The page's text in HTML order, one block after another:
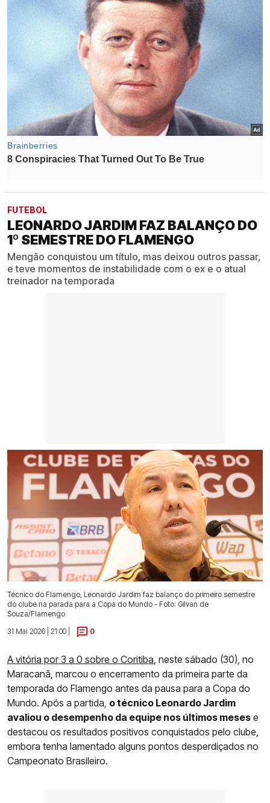
FUTEBOL
LEONARDO JARDIM FAZ BALANÇO DO
1º SEMESTRE DO FLAMENGO
Mengão conquistou um título, mas deixou outros passar,
e teve momentos de instabilidade com o ex e o atual
treinador na temporada
Técnico do Flamengo, Leonardo Jardim faz balanço do primeiro semestre
do clube na parada para a Copa do Mundo - Foto: Gilvan de
Souza/Flamengo
31 Mai 2026 | 21:00 |
0
A vitória por 3 a 0 sobre o Coritiba , neste sábado (30), no
Maracanã, marcou o encerramento da primeira parte da
temporada do Flamengo antes da pausa para a Copa do
Mundo. Após a partida, o técnico Leonardo Jardim
avaliou o desempenho da equipe nos últimos meses e
destacou os resultados positivos conquistados pelo clube,
embora tenha lamentado alguns pontos desperdiçados no
Campeonato Brasileiro.